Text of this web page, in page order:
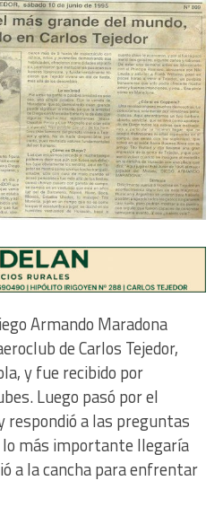
Armando Maradona
de Carlos Tejedor,
y fue recibido por
Luego pasó por el
respondió a las preguntas
más importante llegaría
a la cancha para enfrentar